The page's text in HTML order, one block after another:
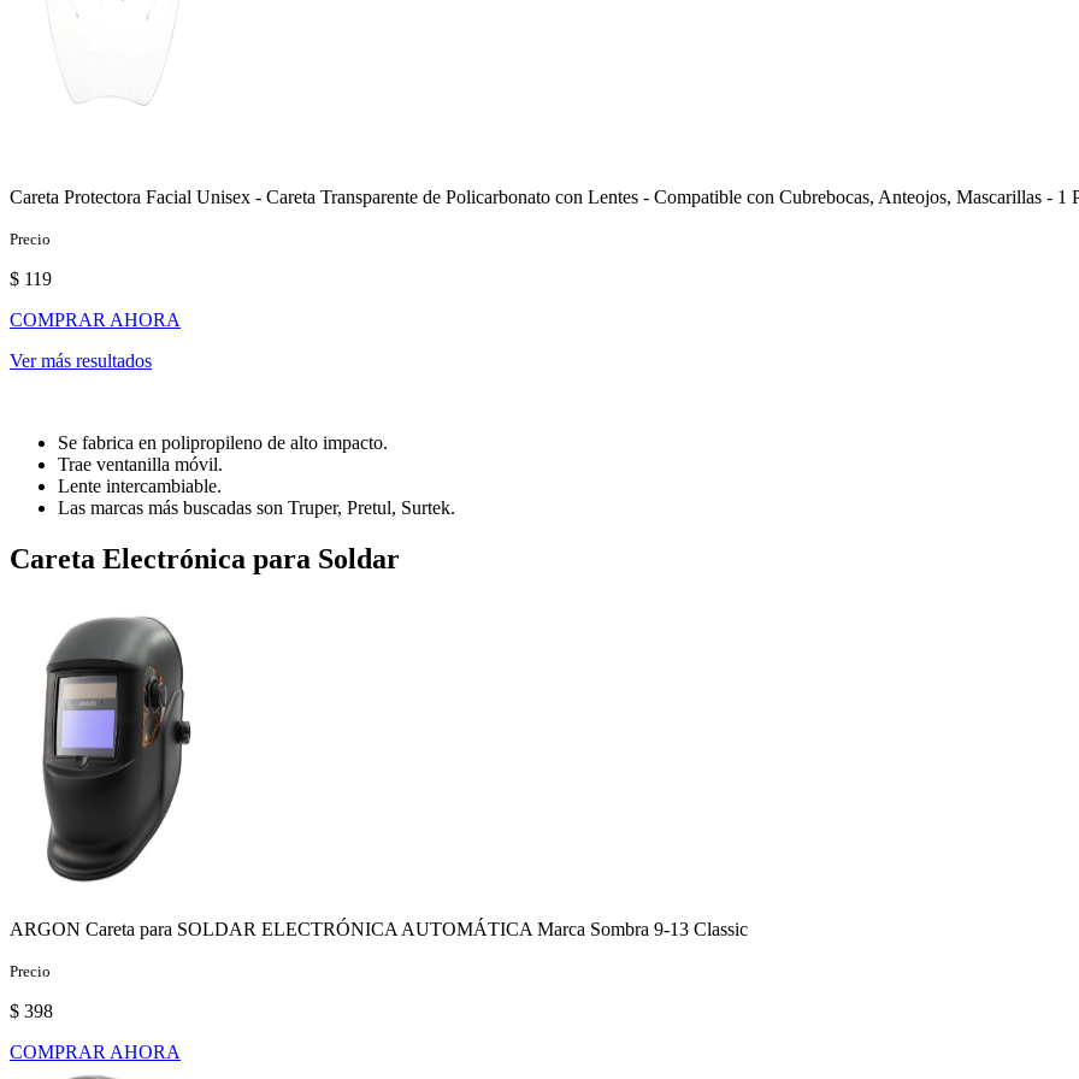
Careta Protectora Facial Unisex - Careta Transparente de Policarbonato con Lentes - Compatible con Cubrebocas, Anteojos, Mascarillas - 1
Precio
$ 119
COMPRAR AHORA
Ver más resultados
Se fabrica en polipropileno de alto impacto.
Trae ventanilla móvil.
Lente intercambiable.
Las marcas más buscadas son Truper, Pretul, Surtek.
Careta Electrónica para Soldar
ARGON Careta para SOLDAR ELECTRÓNICA AUTOMÁTICA Marca Sombra 9-13 Classic
Precio
$ 398
COMPRAR AHORA